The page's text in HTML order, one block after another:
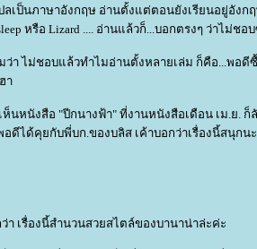
เป็นภาษาอังกฤษ อ่านตั้งแต่ตอนยังเรียนอยู่อังก
หรือ Lizard .... อ่านแล้วก็...บอกตรงๆ ว่าไม่ชอ
ว่า ไม่ชอบแล้วทำไมอ่านตั้งหลายเล่ม ก็คือ...พอ
า
นหนังสือ "ปีกนางฟ้า" ที่งานหนังสือเดือน เม.ย. ก็
อดีได้คุยกับพี่บก.ของบลิส เค้าบอกว่าเรื่องนี้สนุกน
า เรื่องนี้สำนวนสวยสไตล์ของบานาน่าล่ะค่ะ